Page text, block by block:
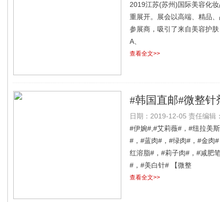
2019江苏(苏州)国际美容化
重展开。展会以高端、精品
参展商，吸引了来自美容护
A、
查看全文>>
#韩国直邮#微整针
日期：2019-12-05 责任编辑
#伊婉#,#艾莉薇#，#纽拉美
#，#蓝肉#，#绿肉#，#金肉
红溶脂#，#莉子肉#，#减肥
#，#美白针# 【微整
查看全文>>